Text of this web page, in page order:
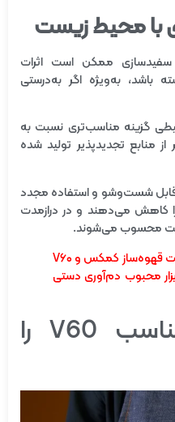
با محیط زیست
سفیدسازی ممکن است اثرات
باشد، به‌ویژه اگر به‌درستی
گزینه مناسب‌تری نسبت به
منابع تجدیدپذیر تولید شده
شست‌وشو و استفاده مجدد
را کاهش می‌دهند و در درازمدت
محسوب می‌شوند.
تفاوت قهوه‌ساز کمکس و V۶۰
محبوب دم‌آوری دستی
چگونه فیلتر مناسب V60 را